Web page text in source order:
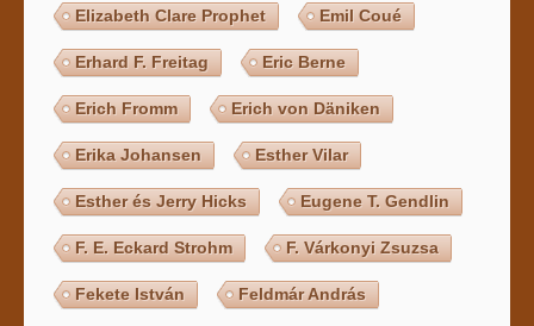
Elizabeth Clare Prophet Emil Coué
Erhard F. Freitag Eric Berne
Erich Fromm Erich von Däniken
Erika Johansen Esther Vilar
Esther és Jerry Hicks Eugene T. Gendlin
F. E. Eckard Strohm F. Várkonyi Zsuzsa
Fekete István Feldmár András